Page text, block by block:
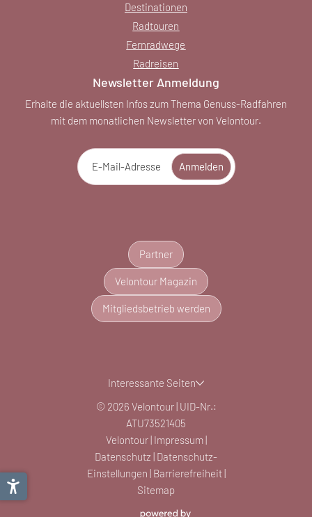
Destinationen
Radtouren
Fernradwege
Radreisen
Newsletter Anmeldung
Erhalte die aktuellsten Infos zum Thema Genuss-Radfahren
mit dem monatlichen Newsletter von Velontour.
E-Mail-Adresse Anmelden
Partner
Velontour Magazin
Mitgliedsbetrieb werden
Interessante Seiten
© 2026 Velontour UID-Nr.:
ATU73521405
Velontour Impressum
Datenschutz Datenschutz-
Einstellungen Barrierefreiheit
Sitemap